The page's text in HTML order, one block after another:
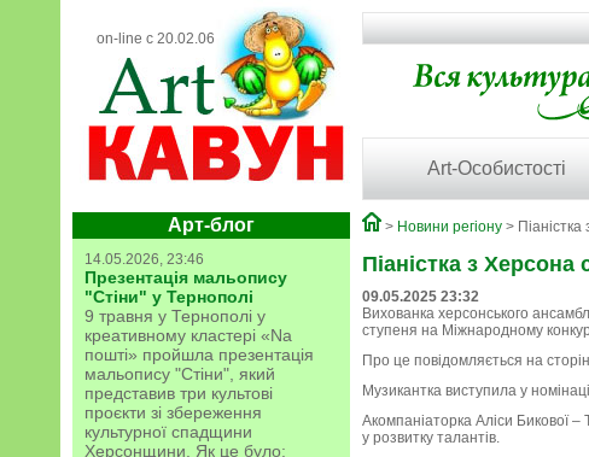
on-line с 20.02.06
Art-Особистості
Арт-блог
14.05.2026, 23:46
Презентація мальопису
"Стіни" у Тернополі
9 травня у Тернополі у
креативному кластері «Na
пошті» пройшла презентація
мальопису "Стіни", який
представив три культові
проєкти зі збереження
культурної спадщини
Херсонщини. Як це було:
> Новини регіону >
Піаністка з
09.05.2025 23:32
Вихованка херсонського
ступеня на Міжнародному
Про це повідомляється на
Музикантка виступила у
Акомпаніаторка Аліси Бикової
у розвитку талантів.